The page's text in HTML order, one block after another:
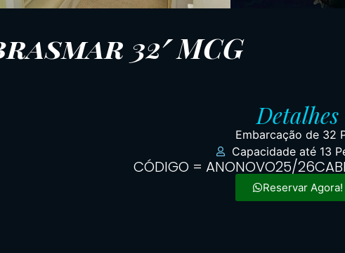
32′ MCG
Detalhes
Embarcação de 32
Capacidade até 13
CÓDIGO = ANONOVO25/
Reservar Agora!